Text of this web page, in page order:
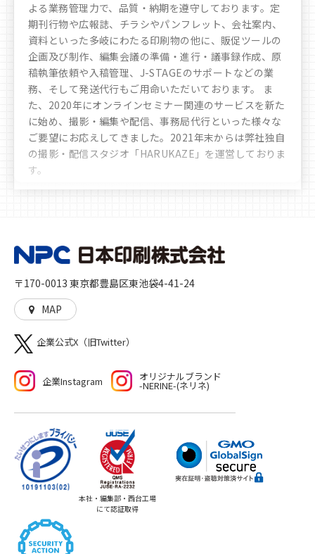
よる業務管理力で、品質・納期を遵守しております。定
期刊行物や広報誌、チラシやパンフレット、会社案内、
資料といった多岐にわたる印刷物の他に、販促ツールの
企画及び制作、編集会議の準備・進行・議事録作成、原
稿執筆依頼や入稿管理、J-STAGEのサポートなどの業
務、そして発送代行もご用命いただいております。 ま
た、2020年にオンラインセミナー関連のサービスを新た
に始め、撮影・編集や配信、事務局代行といった様々な
ご要望にお応えしてきました。 2021年末からは弊社独自
の撮影・配信スタジオ「HARUKAZE」を運営しておりま
す。
豊富なノウハウや実績により、お客様へ多彩かつ最善な
選択肢のご提案をさせていただきます。時代の移り変わ
に、社会に、彩りを加えるとともに、想像や行動の機会
る「モノ」づくり、印刷物をきっかけとした新たな機会
や世界を生む「コト」づくりの両方をご提供いたしま
す。
〒170-0013 東京都豊島区東池袋4-41-24
MAP
企業公式X（旧Twitter）
企業Instagram オリジナルブランド
-NERINE-(ネリネ)
本社・編集部・西台工場
にて認証取得